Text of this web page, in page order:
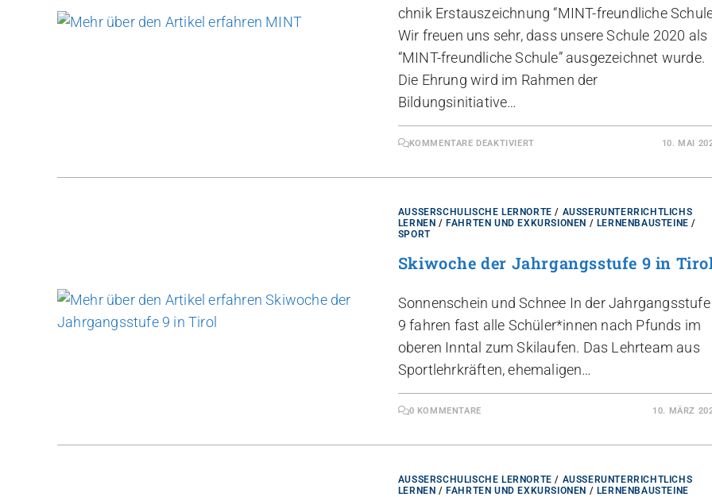
chnik Erstauszeichnung “MINT-freundliche
Wir freuen uns sehr, dass unsere Schule 2020 als
“MINT-freundliche Schule” ausgezeichnet wurde.
Die Ehrung wird im Rahmen der
Bildungsinitiative…
KOMMENTARE DEAKTIVIERT 10. MAI
AUSSERSCHULISCHE LERNORTE / AUSSERUNTERRICHTLICHS L
ERNEN
/ FAHRTEN UND EXKURSIONEN / LERNENBAUSTEINE /
SPORT
Skiwoche der Jahrgangsstufe 9 in
Sonnenschein und Schnee In der Jahrgangsstufe
9 fahren fast alle Schüler*innen nach Pfunds im
oberen Inntal zum Skilaufen. Das Lehrteam aus
Sportlehrkräften, ehemaligen…
0 KOMMENTARE 10. MÄRZ
AUSSERSCHULISCHE LERNORTE / AUSSERUNTERRICHTLICHS L
ERNEN
/ FAHRTEN UND EXKURSIONEN / LERNENBAUSTEINE